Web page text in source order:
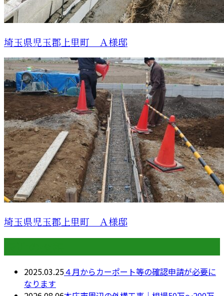
埼玉県児玉郡上里町 Ａ様邸
埼玉県児玉郡上里町 Ａ様邸
2025.03.25４月からカーポート等の確認申請が必要に
なります